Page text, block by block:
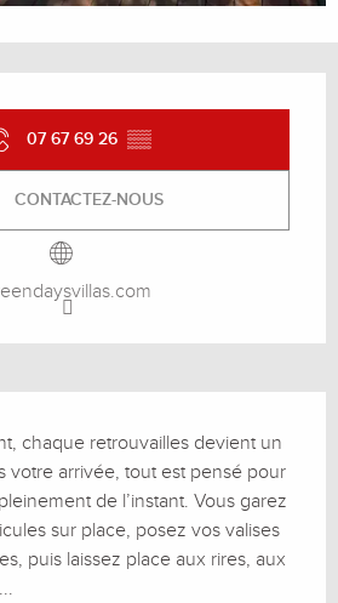
07 67 69 26 ▒▒
CONTACTEZ-NOUS
chaque retrouvailles devient un
votre arrivée, tout est pensé pour
de l’instant. Vous garez
sur place, posez vos valises
puis laissez place aux rires, aux